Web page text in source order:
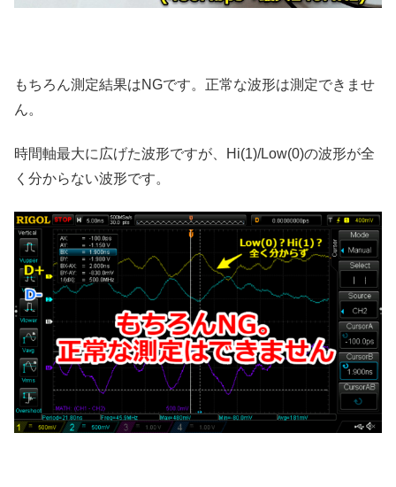
もちろん測定結果はNGです。正常な波形は測定できませ
ん。
時間軸最大に広げた波形ですが、Hi(1)/Low(0)の波形が全
く分からない波形です。